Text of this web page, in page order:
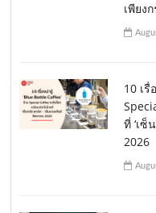
เพียง
10 เรื่
ที่ ‘เซ็
2026